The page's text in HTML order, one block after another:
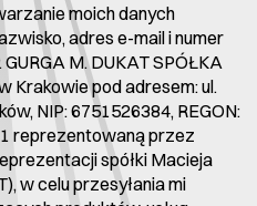
moich danych
adres e-mail i numer
M. DUKAT SPÓŁKA
Krakowie pod adresem: ul.
NIP: 6751526384, REGON:
reprezentowaną przez
spółki Macieja
w celu przesyłania mi